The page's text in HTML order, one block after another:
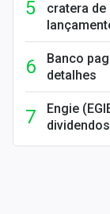
cratera
Banco
detalhes
Engie